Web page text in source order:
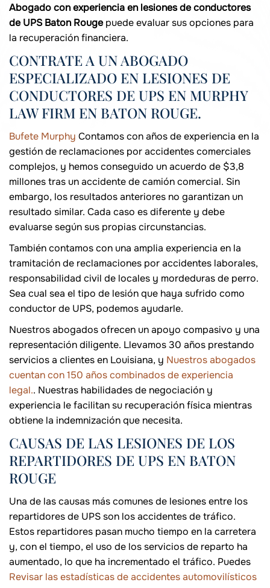
Abogado con experiencia en lesiones de conductores
de UPS Baton Rouge puede evaluar sus opciones para
la recuperación financiera.
CONTRATE A UN ABOGADO
ESPECIALIZADO EN LESIONES DE
CONDUCTORES DE UPS EN MURPHY
LAW FIRM EN BATON ROUGE.
Bufete Murphy Contamos con años de experiencia en la
gestión de reclamaciones por accidentes comerciales
complejos, y hemos conseguido un acuerdo de $3,8
millones tras un accidente de camión comercial. Sin
embargo, los resultados anteriores no garantizan un
resultado similar. Cada caso es diferente y debe
evaluarse según sus propias circunstancias.
También contamos con una amplia experiencia en la
tramitación de reclamaciones por accidentes laborales,
responsabilidad civil de locales y mordeduras de perro.
Sea cual sea el tipo de lesión que haya sufrido como
conductor de UPS, podemos ayudarle.
Nuestros abogados ofrecen un apoyo compasivo y una
representación diligente. Llevamos 30 años prestando
servicios a clientes en Louisiana, y Nuestros abogados
cuentan con 150 años combinados de experiencia
legal.. Nuestras habilidades de negociación y
experiencia le facilitan su recuperación física mientras
obtiene la indemnización que necesita.
CAUSAS DE LAS LESIONES DE LOS
REPARTIDORES DE UPS EN BATON
ROUGE
Una de las causas más comunes de lesiones entre los
repartidores de UPS son los accidentes de tráfico.
Estos repartidores pasan mucho tiempo en la carretera
y, con el tiempo, el uso de los servicios de reparto ha
aumentado, lo que ha incrementado el tráfico. Puedes
Revisar las estadísticas de accidentes automovilísticos